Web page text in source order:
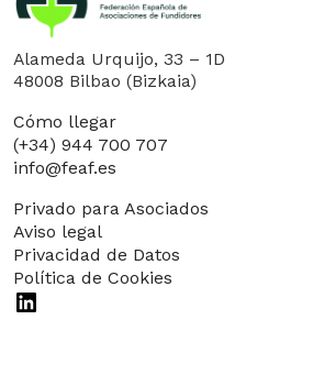
Alameda Urquijo, 33 – 1D
48008 Bilbao (Bizkaia)
Cómo llegar
(+34) 944 700 707
info@feaf.es
Privado para Asociados
Aviso legal
Privacidad de Datos
Política de Cookies